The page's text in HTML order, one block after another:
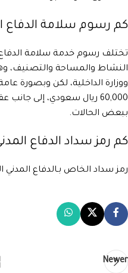
كم رسوم سلامة الدفاع
تختلف رسوم خدمة سلامة
النشاط والمساحة والتصنيف،
ووزارة الداخلية، لكن وبصورة
ببعض الحالات.
كم رمز سداد الدفاع
رمز سداد الخاص بـالدفاع المدني
Newer